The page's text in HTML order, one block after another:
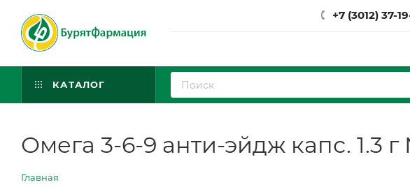
+7 (3012) 37-
КАТАЛОГ
Омега 3-6-9 анти-эйдж капс. 1.3
Главная